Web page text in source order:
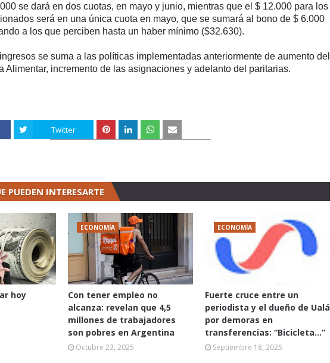
se dará en dos cuotas, en mayo y junio, mientras que el $ 12.000 para los
será en una única cuota en mayo, que se sumará al bono de $ 6.000
a los que perciben hasta un haber mínimo ($32.630).
se suma a las políticas implementadas anteriormente de aumento del
Alimentar, incremento de las asignaciones y adelanto del paritarias.
Twitter
PUEDEN INTERESARTE
hoy
ECONOMÍA
Con tener empleo no
alcanza: revelan que 4,5
millones de trabajadores
son pobres en Argentina
Octubre 23, 2025
ECONOMÍA
Fuerte cruce entre un
periodista y el dueño de Ualá
por demoras en
transferencias: “Bicicleta...”
Septiembre 18, 2025